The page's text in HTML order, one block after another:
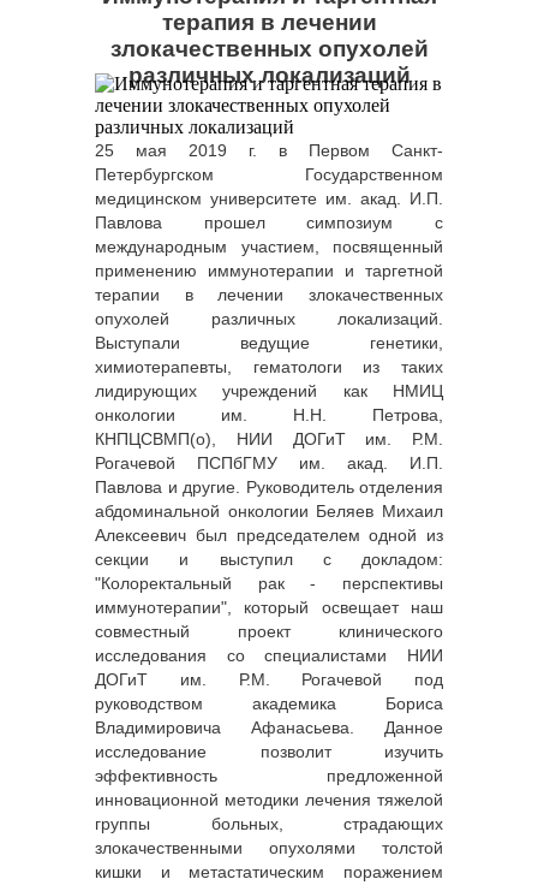
терапия в лечении
злокачественных опухолей
различных локализаций
25 мая 2019 г. в Первом Санкт-
Петербургском Государственном
медицинском университете им. акад. И.П.
Павлова прошел симпозиум с
международным участием, посвященный
применению иммунотерапии и таргетной
терапии в лечении злокачественных
опухолей различных локализаций.
Выступали ведущие генетики,
химиотерапевты, гематологи из таких
лидирующих учреждений как НМИЦ
онкологии им. Н.Н. Петрова,
КНПЦСВМП(о), НИИ ДОГиТ им. Р.М.
Рогачевой ПСПбГМУ им. акад. И.П.
Павлова и другие. Руководитель отделения
абдоминальной онкологии Беляев Михаил
Алексеевич был председателем одной из
секции и выступил с докладом:
"Колоректальный рак - перспективы
иммунотерапии", который освещает наш
совместный проект клинического
исследования со специалистами НИИ
ДОГиТ им. Р.М. Рогачевой под
руководством академика Бориса
Владимировича Афанасьева. Данное
исследование позволит изучить
эффективность предложенной
инновационной методики лечения тяжелой
группы больных, страдающих
злокачественными опухолями толстой
кишки и метастатическим поражением